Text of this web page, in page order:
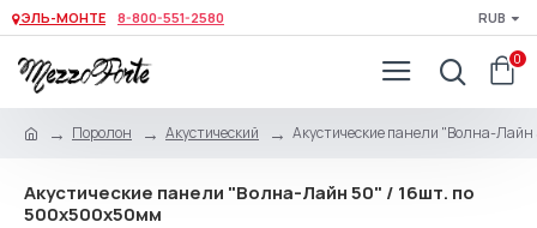
ЭЛЬ-МОНТЕ 8-800-551-2580 RUB
0
Поролон Акустический Акустические панели "Волна-
Акустические панели "Волна-Лайн 50" / 16шт. по
500x500x50мм